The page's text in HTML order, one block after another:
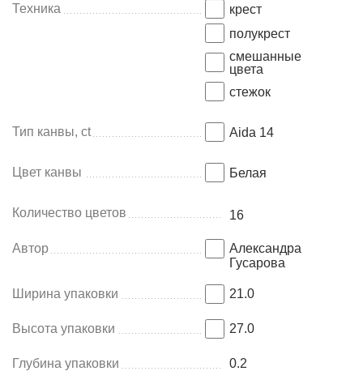
Техника
крест
полукрест
смешанные
цвета
стежок
Тип канвы, ct Aida 14
Цвет канвы Белая
Количество цветов 16
Автор
Александра
Гусарова
Ширина упаковки 21.0
Высота упаковки 27.0
Глубина упаковки 0.2